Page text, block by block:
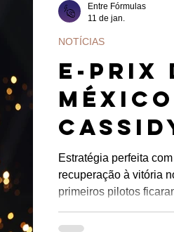
E-PRIX
Estratégia perfeita
recuperação à vitória
primeiros pilotos
dos maiores
NOTÍCIAS
Entre Fórmulas
11 de jan.